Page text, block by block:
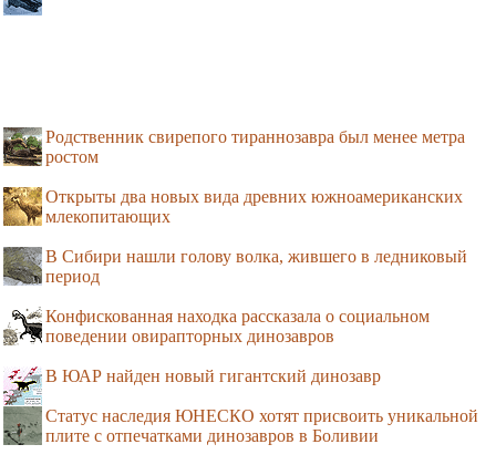
Родственник свирепого тираннозавра был менее метра
ростом
Открыты два новых вида древних южноамериканских
млекопитающих
В Сибири нашли голову волка, жившего в ледниковый
период
Конфискованная находка рассказала о социальном
поведении овирапторных динозавров
В ЮАР найден новый гигантский динозавр
Статус наследия ЮНЕСКО хотят присвоить уникальной
плите с отпечатками динозавров в Боливии